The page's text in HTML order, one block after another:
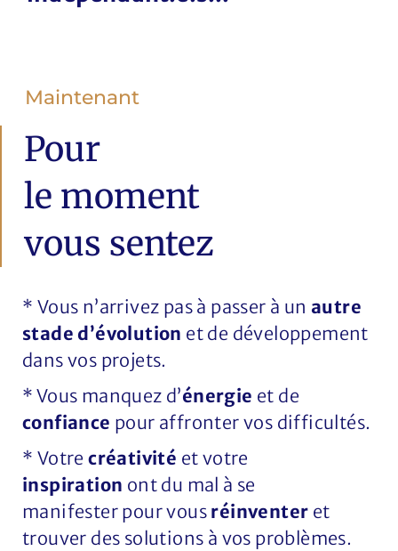
Maintenant
Pour
le moment
vous sentez
* Vous n’arrivez pas à passer à un autre
stade d’évolution et de développement
dans vos projets.
* Vous manquez d’énergie et de
confiance pour affronter vos difficultés.
* Votrecréativité et votre
inspiration ont du mal à se
manifester pour vous réinventer et
trouver des solutions à vos problèmes.